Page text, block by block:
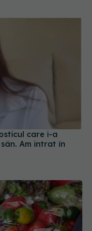
care i-a
Am intrat în